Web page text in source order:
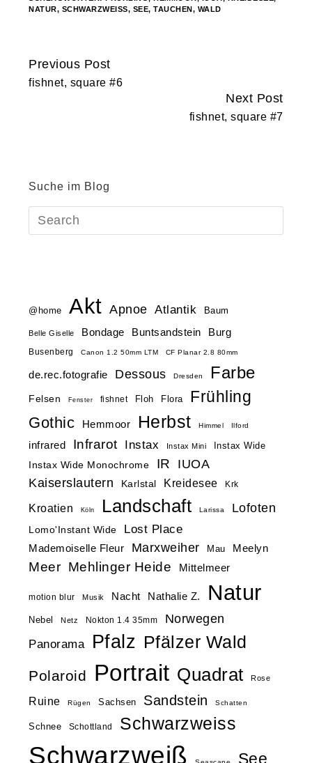
NATUR, SCHWARZWEISS , SEE,TAUCHEN, WALD
Continue
Reading
Previous Post
fishnet, square #6
Next Post
fishnet, square #7
Suche im Blog
@home Akt Apnoe Atlantik Baum
Belle Giselle Bondage Buntsandstein Burg
Busenberg Canon 1.2 50mm LTM CF Planar 2.8 80mm
de.rec.fotografie Dessous Dresden Farbe
Felsen Fenster fishnet Floh Flora Frühling
Gothic Hemmoor Herbst Himmel Ilford
infrared Infrarot Instax Instax Mini
Instax Wide
Instax Wide Monochrome
IR
IUOA
Kaiserslautern
Karlstal Kreidesee Krk
Kroatien Köln Landschaft Larissa Lofoten
Lomo'Instant Wide Lost Place
Mademoiselle Fleur Marxweiher Mau Meelyn
Meer Mehlinger Heide Mittelmeer
motion blur Musik Nacht Nathalie Z. Natur
Nebel Netz Nokton 1.4 35mm Norwegen
Panorama Pfalz Pfälzer Wald
Polaroid Portrait Quadrat Rose
Ruine Rügen Sachsen Sandstein Schatten
Schnee Schottland Schwarzweiss
Schwarzweiß See